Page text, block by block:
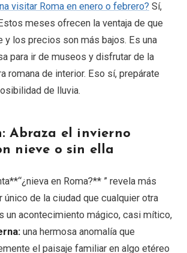
visitar Roma en enero o febrero? Sí,
meses ofrecen la ventaja de que
y los precios son más bajos. Es una
para ir de museos y disfrutar de la
romana de interior. Eso sí, prepárate
de lluvia.
Abraza el invierno
nieve o sin ella
en Roma?** ” revela más
único de la ciudad que cualquier otra
un acontecimiento mágico, casi mítico,
una hermosa anomalía que
el paisaje familiar en algo etéreo